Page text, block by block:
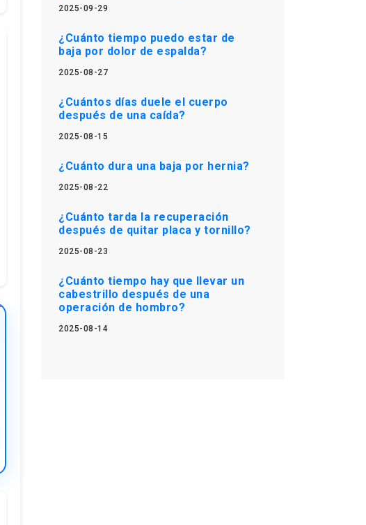
2025-09-29
¿Cuánto tiempo puedo estar de
baja por dolor de espalda?
2025-08-27
¿Cuántos días duele el cuerpo
después de una caída?
2025-08-15
¿Cuánto dura una baja por hernia?
2025-08-22
¿Cuánto tarda la recuperación
después de quitar placa y tornillo?
2025-08-23
¿Cuánto tiempo hay que llevar un
cabestrillo después de una
operación de hombro?
2025-08-14